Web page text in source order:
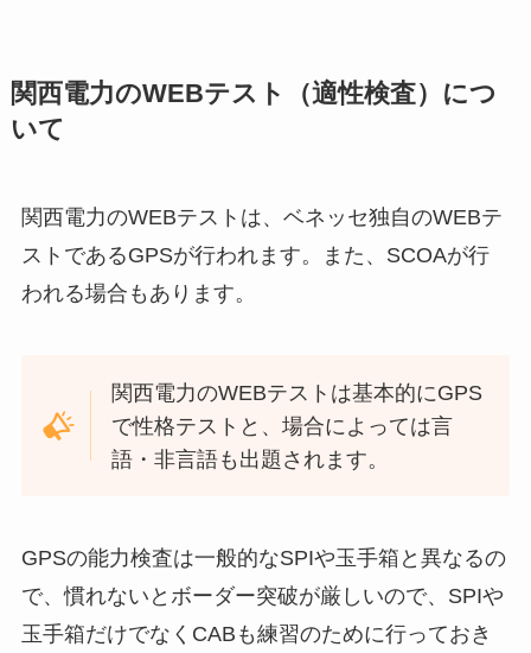
関西電力のWEBテスト（適性検査）につ
いて
関西電力のWEBテストは、ベネッセ独自のWEBテ
ストであるGPSが行われます。また、SCOAが行
われる場合もあります。
関西電力のWEBテストは基本的にGPS
で性格テストと、場合によっては言
語・非言語も出題されます。
GPSの能力検査は一般的なSPIや玉手箱と異なるの
で、慣れないとボーダー突破が厳しいので、SPIや
玉手箱だけでなくCABも練習のために行っておき